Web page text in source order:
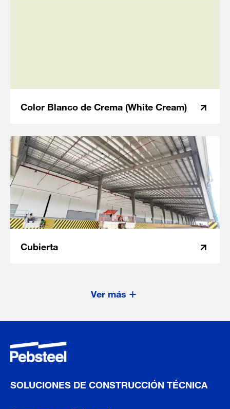
Color Blanco de Crema (White Cream)
Cubierta
Ver más
SOLUCIONES DE CONSTRUCCIÓN TÉCNICA